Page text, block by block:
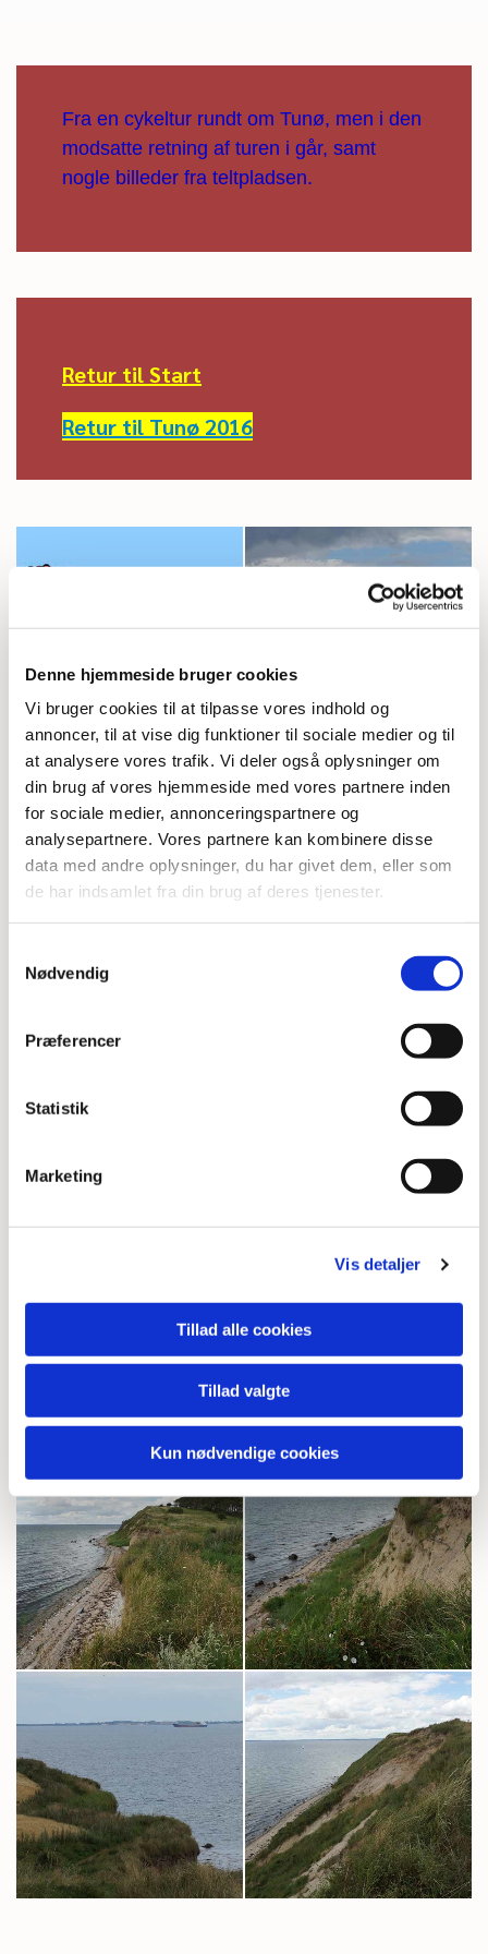
Denne hjemmeside bruger cookies
Vi bruger cookies til at tilpasse vores indhold og
annoncer, til at vise dig funktioner til sociale medier og til
at analysere vores trafik. Vi deler også oplysninger om
din brug af vores hjemmeside med vores partnere inden
for sociale medier, annonceringspartnere og
analysepartnere. Vores partnere kan kombinere disse
data med andre oplysninger, du har givet dem, eller som
de har indsamlet fra din brug af deres tjenester.
Nødvendig
Præferencer
Statistik
Marketing
Vis detaljer
Tillad alle cookies
Tillad valgte
Kun nødvendige cookies
Fra en cykeltur rundt om Tunø, men i den
modsatte retning af turen i går, samt
nogle billeder fra teltpladsen.
Retur til Start
Retur til Tunø 2016